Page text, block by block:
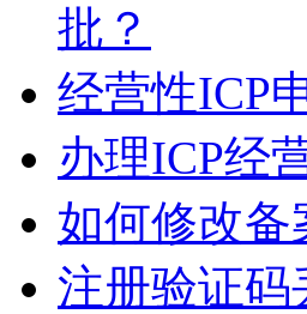
批？
经营性ICP
办理ICP经
如何修改备
注册验证码